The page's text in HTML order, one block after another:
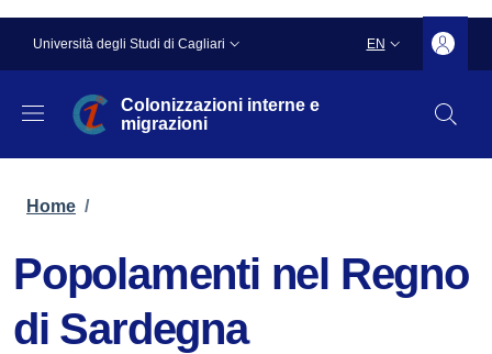
Slim top
Università degli Studi di Cagliari
LANGUAGE
EN
Colonizzazioni interne e
migrazioni
Breadcrumb
Home /
Popolamenti nel Regno
di Sardegna